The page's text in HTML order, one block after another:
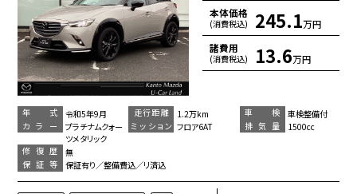
本体価格
(消費税込) 245.1万円
諸費用
(消費税込) 13.6万円
年 式 令和5年9月 走行距離 1.2万km 車 検
車検整備付
カラー
プラチナムクォー
ツメタリック
ミッション フロア6AT 排気量
1500cc
修復歴
無
保証等
保証有り／整備費込／リ済込